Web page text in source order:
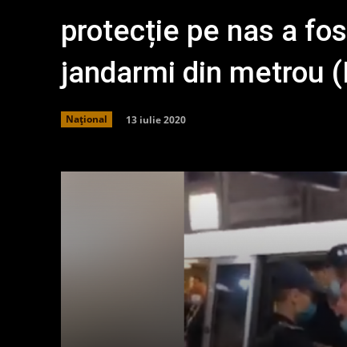
protecție pe nas a
jandarmi din metrou
Național 13 iulie 2020